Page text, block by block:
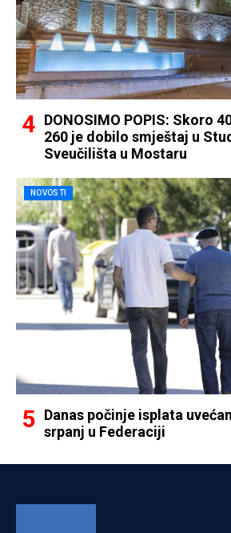
DONOSIMO POPIS: Skoro
260 je dobilo smještaj u
Sveučilišta u Mostaru
NOVOSTI
Danas počinje isplata
srpanj u Federaciji